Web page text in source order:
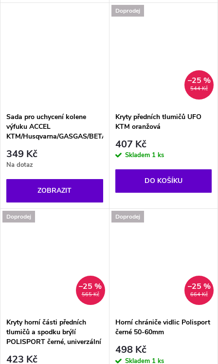
Sada pro uchycení kolene
výfuku ACCEL
KTM/Husqvarna/GASGAS/BETA
349 Kč
Na dotaz
ZOBRAZIT
Doprodej
544 Kč
–25 %
Kryty předních tlumičů UFO
KTM oranžová
407 Kč
Skladem 1 ks
DO KOŠÍKU
Doprodej
565 Kč
–25 %
Kryty horní části předních
tlumičů a spodku brýlí
POLISPORT černé, univerzální
423 Kč
Doprodej
664 Kč
–25 %
Horní chrániče vidlic Polisport
černé 50-60mm
498 Kč
Skladem 1 ks